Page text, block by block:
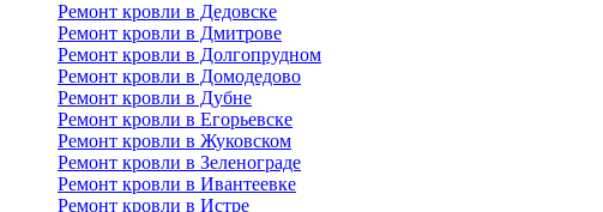
Ремонт кровли в Дедовске
Ремонт кровли в Дмитрове
Ремонт кровли в Долгопрудном
Ремонт кровли в Домодедово
Ремонт кровли в Дубне
Ремонт кровли в Егорьевске
Ремонт кровли в Жуковском
Ремонт кровли в Зеленограде
Ремонт кровли в Ивантеевке
Ремонт кровли в Истре